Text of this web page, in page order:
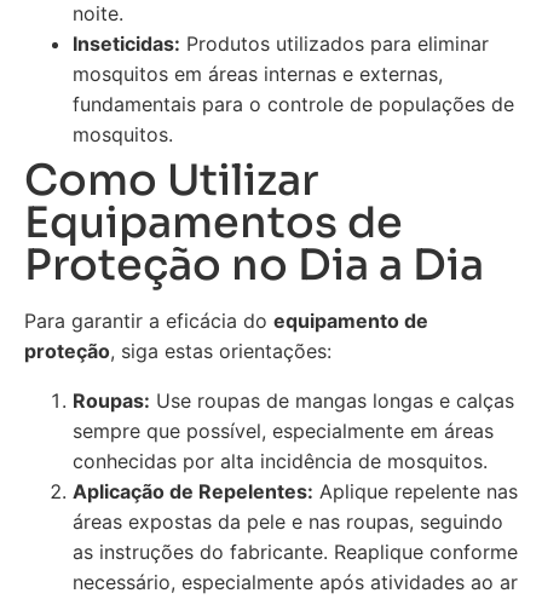
noite.
Inseticidas: Produtos utilizados para eliminar
mosquitos em áreas internas e externas,
fundamentais para o controle de populações de
mosquitos.
Como Utilizar
Equipamentos de
Proteção no Dia a Dia
Para garantir a eficácia do equipamento de
proteção, siga estas orientações:
Roupas: Use roupas de mangas longas e calças
sempre que possível, especialmente em áreas
conhecidas por alta incidência de mosquitos.
Aplicação de Repelentes: Aplique repelente nas
áreas expostas da pele e nas roupas, seguindo
as instruções do fabricante. Reaplique conforme
necessário, especialmente após atividades ao ar